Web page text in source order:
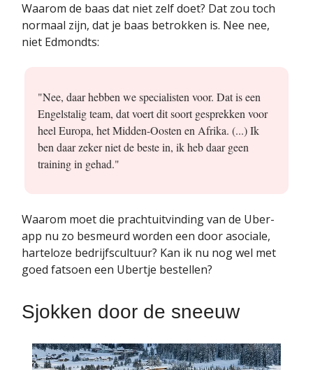
Waarom de baas dat niet zelf doet? Dat zou toch
normaal zijn, dat je baas betrokken is. Nee nee,
niet Edmondts:
"Nee, daar hebben we specialisten voor. Dat is een
Engelstalig team, dat voert dit soort gesprekken voor
heel Europa, het Midden-Oosten en Afrika. (...) Ik
ben daar zeker niet de beste in, ik heb daar geen
training in gehad."
Waarom moet die prachtuitvinding van de Uber-
app nu zo besmeurd worden een door asociale,
harteloze bedrijfscultuur? Kan ik nu nog wel met
goed fatsoen een Ubertje bestellen?
Sjokken door de sneeuw